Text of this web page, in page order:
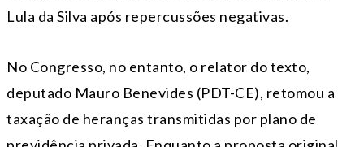
Lula da Silva após repercussões negativas.
No Congresso, no entanto, o relator do texto,
deputado Mauro Benevides (PDT-CE), retomou a
taxação de heranças transmitidas por plano de